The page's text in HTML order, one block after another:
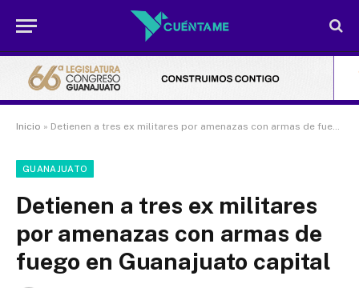
Inicio » Detienen a tres ex militares por amenazas con armas de fuego en Guanajuato capital
GUANAJUATO
Detienen a tres ex militares
por amenazas con armas de
fuego en Guanajuato capital